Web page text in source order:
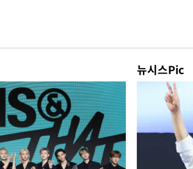
뉴시스Pic